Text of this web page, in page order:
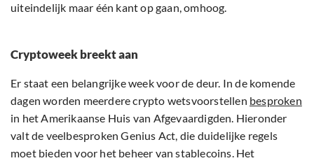
uiteindelijk maar één kant op gaan, omhoog.
Cryptoweek breekt aan
Er staat een belangrijke week voor de deur. In de komende
dagen worden meerdere crypto wetsvoorstellen besproken
in het Amerikaanse Huis van Afgevaardigden. Hieronder
valt de veelbesproken Genius Act, die duidelijke regels
moet bieden voor het beheer van stablecoins. Het